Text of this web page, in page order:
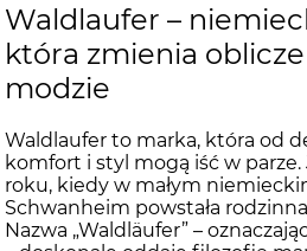
Waldlaufer –
która zmienia
modzie
Waldlaufer to marka, która od
komfort i styl mogą iść w parze.
roku, kiedy w małym
Schwanheim powstała
Nazwa „Waldläufer” –